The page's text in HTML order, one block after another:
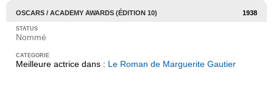
OSCARS / ACADEMY AWARDS (ÉDITION 10) 1938
Nommé
Meilleure actrice dans : Le Roman de Marguerite Gautier